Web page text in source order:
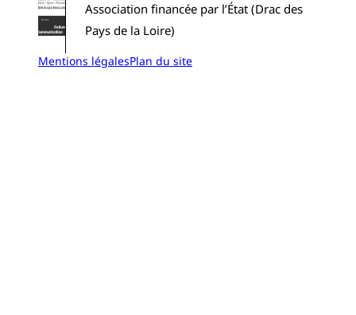
Association financée par l’État (Drac des
Pays de la Loire)
Mentions légalesPlan du site